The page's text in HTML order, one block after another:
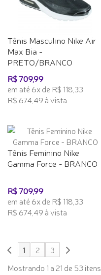
Tênis Masculino Nike Air
Max Bia -
PRETO/BRANCO
R$ 709,99
em até 6x de R$ 118,33
R$ 674,49 à vista
Tênis Feminino Nike
Gamma Force - BRANCO
R$ 709,99
em até 6x de R$ 118,33
R$ 674,49 à vista
1 2
3
Mostrando 1 a 21 de 53 itens